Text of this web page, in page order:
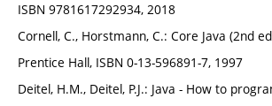
ISBN 9781617292934, 2018
Cornell, C., Horstmann, C.: Core Java (2nd
Prentice Hall, ISBN 0-13-596891-7, 1997
Deitel, H.M., Deitel, P.J.: Java - How to